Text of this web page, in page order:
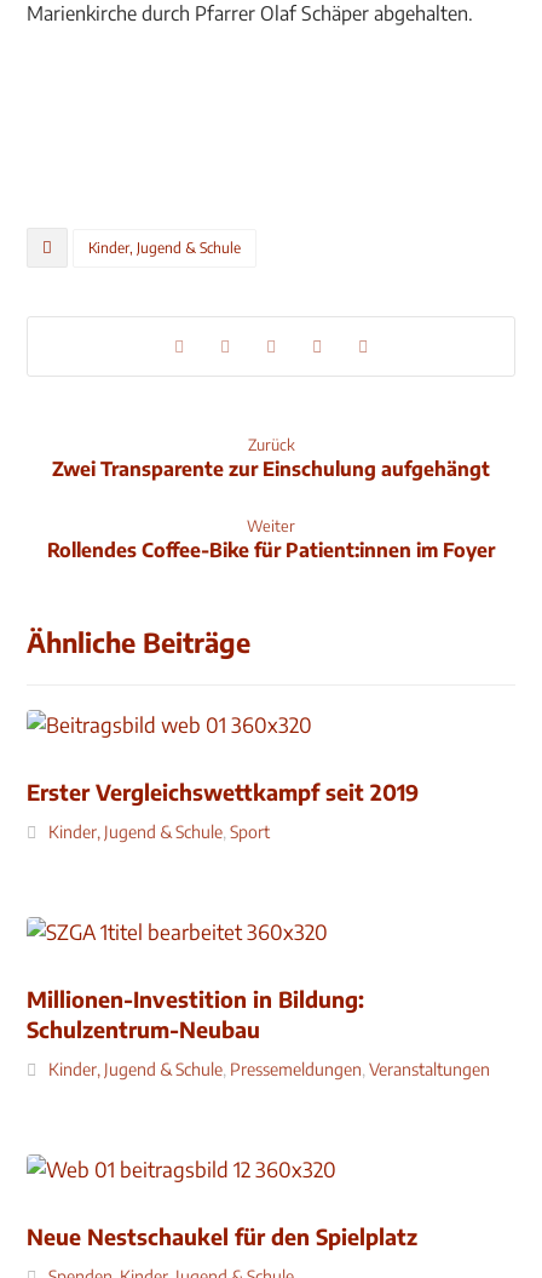
Marienkirche durch Pfarrer Olaf Schäper abgehalten.
Kinder, Jugend & Schule
Zurück
Zwei Transparente zur Einschulung aufgehängt
Weiter
Rollendes Coffee-Bike für Patient:innen im Foyer
Ähnliche Beiträge
Erster Vergleichswettkampf seit 2019
Kinder, Jugend & Schule,Sport
Millionen-Investition in Bildung:
Schulzentrum-Neubau
Kinder, Jugend & Schule, Pressemeldungen,Veranstaltungen
Neue Nestschaukel für den Spielplatz